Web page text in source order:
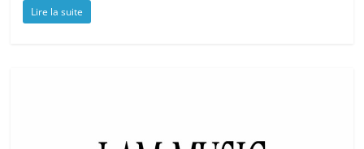
Lire la suite